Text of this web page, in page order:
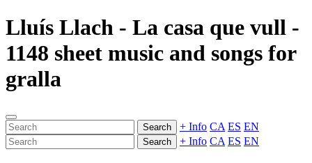
Lluís Llach - La casa que vull -
1148 sheet music and songs for
gralla
Search + Info CA ES EN
Search + Info CA ES EN